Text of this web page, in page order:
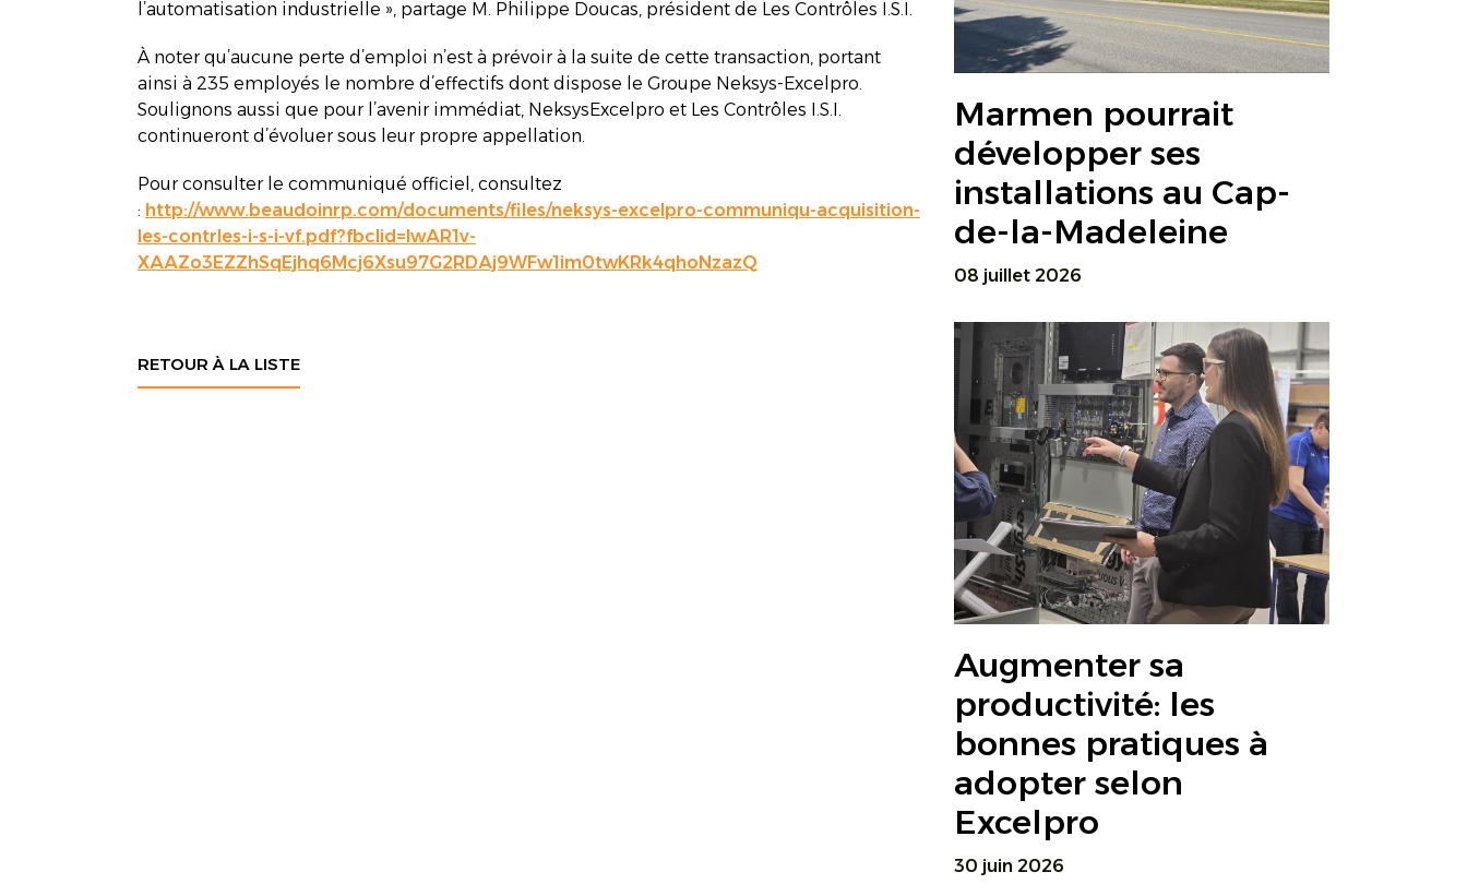
l’automatisation industrielle », partage M. Philippe Doucas, président de Les Contrôles I.S.I.
À noter qu’aucune perte d’emploi n’est à prévoir à la suite de cette transaction, portant
ainsi à 235 employés le nombre d’effectifs dont dispose le Groupe Neksys-Excelpro.
Soulignons aussi que pour l’avenir immédiat, NeksysExcelpro et Les Contrôles I.S.I.
continueront d’évoluer sous leur propre appellation.
Pour consulter le communiqué officiel, consultez
: http://www.beaudoinrp.com/documents/files/neksys-excelpro-communiqu-acquisition-
les-contrles-i-s-i-vf.pdf?fbclid=IwAR1v-
XAAZo3EZZhSqEjhq6Mcj6Xsu97G2RDAj9WFw1im0twKRk4qhoNzazQ
RETOUR À LA LISTE
Marmen pourrait
développer ses
installations au Cap-
de-la-Madeleine
08 juillet 2026
Augmenter sa
productivité: les
bonnes pratiques à
adopter selon
Excelpro
30 juin 2026